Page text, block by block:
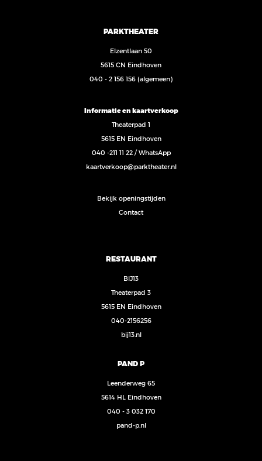
PARKTHEATER
Elzentlaan 50
5615 CN Eindhoven
040 - 2 156 156 (algemeen)
Informatie en kaartverkoop
Theaterpad 1
5615 EN Eindhoven
040 -211 11 22/WhatsApp
kaartverkoop@parktheater.nl
Bekijk openingstijden
Contact
RESTAURANT
BIJ13
Theaterpad 3
5615 EN Eindhoven
040-2156256
bij13.nl
PAND P
Leenderweg 65
5614 HL Eindhoven
040 - 3 032 170
pand-p.nl